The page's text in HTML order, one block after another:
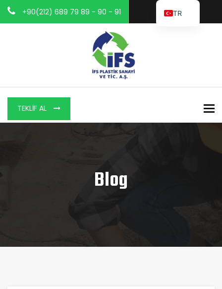
+90(212) 689 79 89 - 90 - 91
TEKLIF AL
Blog
TR